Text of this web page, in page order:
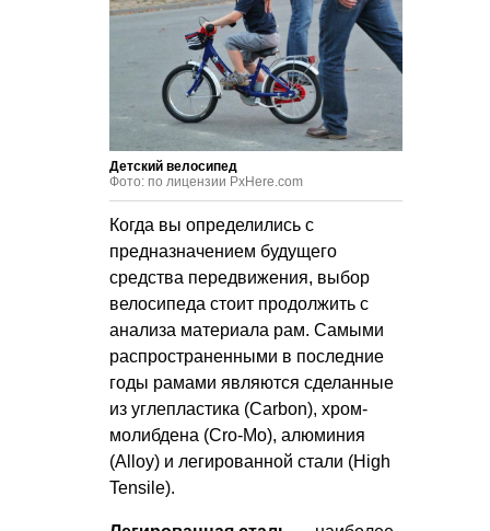
Детский велосипед
Фото: по лицензии PxHere.com
Когда вы определились с
предназначением будущего
средства передвижения, выбор
велосипеда стоит продолжить с
анализа материала рам. Самыми
распространенными в последние
годы рамами являются сделанные
из углепластика (Carbon), хром-
молибдена (Cro-Mo), алюминия
(Alloy) и легированной стали (High
Tensile).